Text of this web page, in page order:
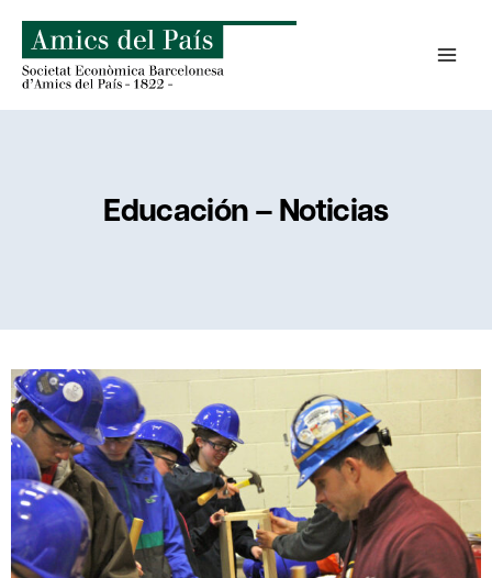
contenido
Educación – Noticias